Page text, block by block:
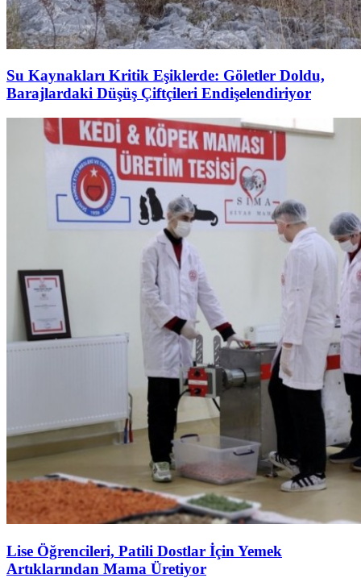
Su Kaynakları Kritik Eşiklerde: Göletler Doldu,
Barajlardaki Düşüş Çiftçileri Endişelendiriyor
Lise Öğrencileri, Patili Dostlar İçin Yemek
Artıklarından Mama Üretiyor